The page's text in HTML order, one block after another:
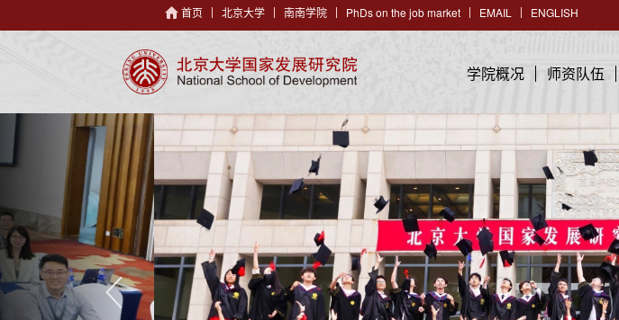
首页 北京大学 南南学院 PhDs on the job market EMAIL ENGLISH
学院概况 师资队伍
o
s